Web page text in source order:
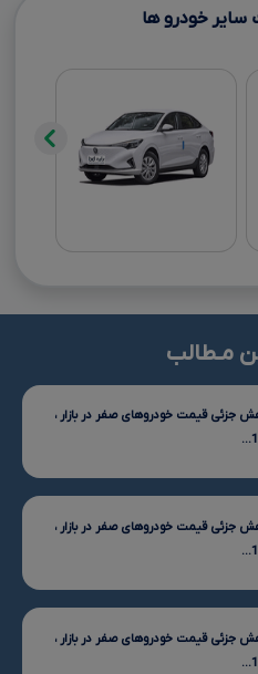
خودرو ها
مـطالب
جزئی قیمت خودروهای صفر در بازار ،
جزئی قیمت خودروهای صفر در بازار ،
جزئی قیمت خودروهای صفر در بازار ،